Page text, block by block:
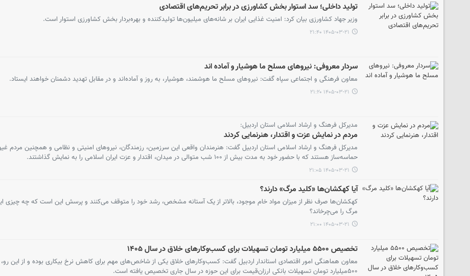
تولید داخلی؛ سد استوار بخش کشاورزی در برابر تحریم‌های اقتصادی
وزیر جهاد کشاورزی بیان کرد: امنیت غذایی ایران بر شانه‌های میلیون‌ها تولیدکننده و بهره‌بردار بخش کشاورزی استوار است.
۱۴۰۵-۰۳-۲۱ ۲۱:۴۰
سردار معروفی: نیروهای مسلح ما هوشیار و آماده اند
معاون فرهنگی و اجتماعی سپاه گفت: نیروهای مسلح ما هوشمند، هوشیار، به روز و آماده‌اند و در مقابل تهدید دشمنان خواهند ایستاد.
۱۴۰۵-۰۳-۲۱ ۲۱:۲۰
مدیرکل فرهنگ و ارشاد اسلامی استان اردبیل:
مردم در نمایش عزت و اقتدار، هنرنمایی کردند
مدیرکل فرهنگ و ارشاد اسلامی استان اردبیل گفت: هنرمندان واقعی این سرزمین، رزمندگان، نیروهای امنیتی و نظامی و همچنین مردم
حماسه‌ساز هستند که با حضور خود به مدت بیش از ۱۰۰ شب متوالی در میدان، اقتدار و عزت ایران اسلامی را به نمایش گذاشتند.
۱۴۰۵-۰۳-۲۱ ۲۱:۰۵
آیا کهکشان‌ها «کلید مرگ» دارند؟
کهکشان‌ها صرف نظر از میزان مواد خام موجود، بالاتر از یک آستانه مشخص، رشد خود را متوقف می‌کنند و پرسش این است که چه چیزی
مرگ را می‌چرخاند؟
۱۴۰۵-۰۳-۲۱ ۲۱:۰۰
تخصیص ۵۵۰۰ میلیارد تومان تسهیلات برای کسب‌وکارهای خلاق در سال ۱۴۰۵
۵۰۰میلیارد تومان تسهیلات بانکی ارزان‌قیمت برای این حوزه در سال جاری تخصیص یافته است.